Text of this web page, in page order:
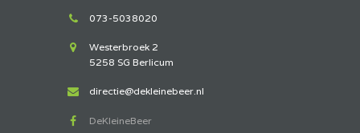
073-5038020
Westerbroek 2
5258 SG Berlicum
directie@dekleinebeer.nl
DeKleineBeer